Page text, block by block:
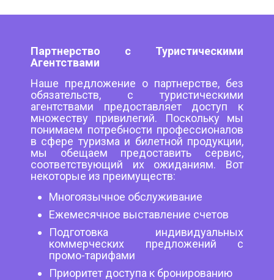
Партнерство с Туристическими
Агентствами
Наше предложение о партнерстве, без
обязательств, с туристическими
агентствами предоставляет доступ к
множеству привилегий. Поскольку мы
понимаем потребности профессионалов
в сфере туризма и билетной продукции,
мы обещаем предоставить сервис,
соответствующий их ожиданиям. Вот
некоторые из преимуществ:
Многоязычное обслуживание
Ежемесячное выставление счетов
Подготовка индивидуальных
коммерческих предложений с
промо-тарифами
Приоритет доступа к бронированию